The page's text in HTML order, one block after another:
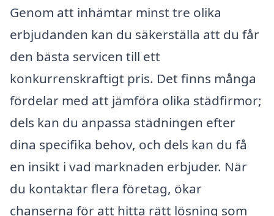
Genom att inhämtar minst tre olika
erbjudanden kan du säkerställa att du får
den bästa servicen till ett
konkurrenskraftigt pris. Det finns många
fördelar med att jämföra olika städfirmor;
dels kan du anpassa städningen efter
dina specifika behov, och dels kan du få
en insikt i vad marknaden erbjuder. När
du kontaktar flera företag, ökar
chanserna för att hitta rätt lösning som